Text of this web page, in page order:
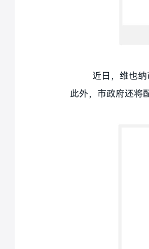
近日，维也
此外，市政府还将